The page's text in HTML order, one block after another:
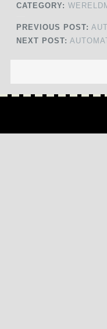
CATEGORY:
PREVIOUS POST:
NEXT POST: